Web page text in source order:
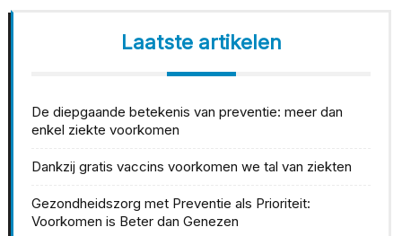
Laatste artikelen
De diepgaande betekenis van preventie: meer dan
enkel ziekte voorkomen
Dankzij gratis vaccins voorkomen we tal van ziekten
Gezondheidszorg met Preventie als Prioriteit:
Voorkomen is Beter dan Genezen